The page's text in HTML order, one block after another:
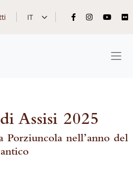
Assisi 2025
Porziuncola nell’anno del